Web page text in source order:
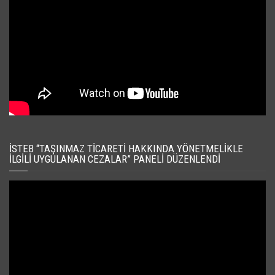
İSTEB “TAŞINMAZ TICARETI HAKKINDA YÖNETMELIKLE
İLGILI UYGULANAN CEZALAR” PANELI DÜZENLENDI